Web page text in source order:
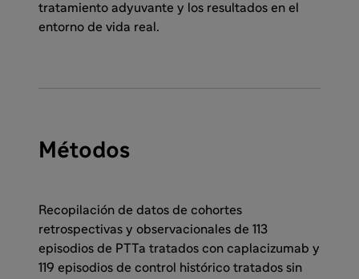
tratamiento adyuvante y los resultados en el
entorno de vida real.
Métodos
Recopilación de datos de cohortes
retrospectivas y observacionales de 113
episodios de PTTa tratados con caplacizumab y
119 episodios de control histórico tratados sin